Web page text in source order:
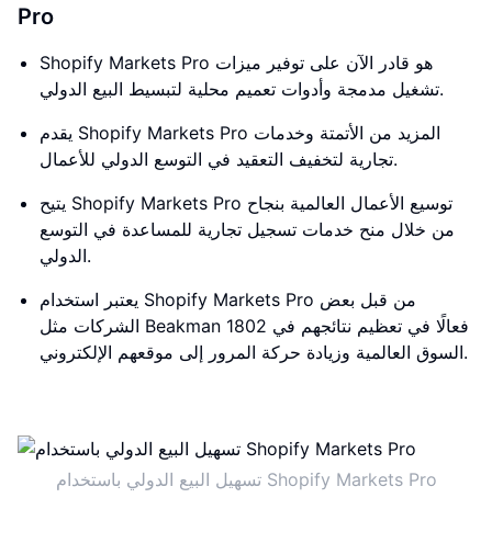
Pro
Shopify Markets Pro هو قادر الآن على توفير ميزات
تشغيل مدمجة وأدوات تعميم محلية لتبسيط البيع الدولي.
يقدم Shopify Markets Pro المزيد من الأتمتة وخدمات
تجارية لتخفيف التعقيد في التوسع الدولي للأعمال.
يتيح Shopify Markets Pro توسيع الأعمال العالمية بنجاح
من خلال منح خدمات تسجيل تجارية للمساعدة في التوسع
الدولي.
يعتبر استخدام Shopify Markets Pro من قبل بعض
الشركات مثل Beakman 1802 فعالًا في تعظيم نتائجهم في
السوق العالمية وزيادة حركة المرور إلى موقعهم الإلكتروني.
تسهيل البيع الدولي باستخدام Shopify Markets Pro